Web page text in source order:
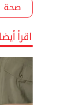
صحة
اقرأ أيضا